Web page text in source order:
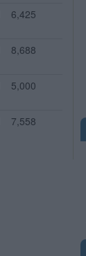
6,425
8,688
5,000
7,558